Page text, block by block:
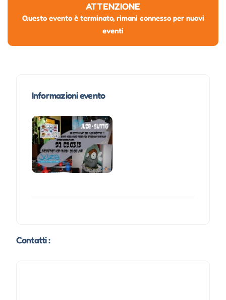
ATTENZIONE
Questo evento è terminato, rimani connesso per nuovi
eventi
Informazioni evento
Contatti :